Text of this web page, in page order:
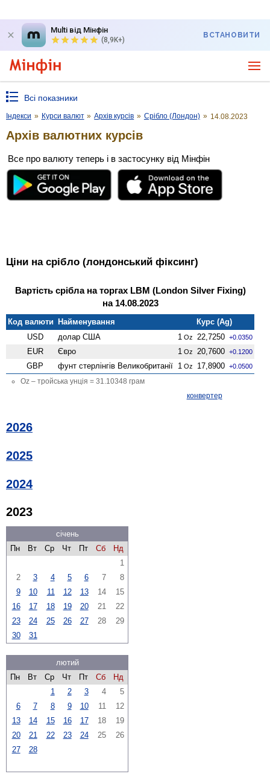
Multi від Мінфін
(8,9K+)
ВСТАНОВИТИ
Всі показники
Індекси » Курси валют » Архів курсів » Срібло (Лондон) » 14.08.2023
Архів валютних курсів
Все про валюту теперь і в застосунку від Мінфін
Ціни на срібло (лондонський фіксинг)
Вартість срібла на торгах LBM (London Silver Fixing)
на 14.08.2023
Код валюти Найменування
Курс (Ag)
USD
долар США 1 Oz 22,7250 +0.0350
EUR Євро 1 Oz 20,7600 +0.1200
GBP фунт стерлінгів Велико­британії 1 Oz 17,8900 +0.0500
Oz – тройська унція = 31.10348 грам
конвертер
2026
2025
2024
2023
січень
Пн
Вт Ср Чт Пт Сб
Нд
1
2
3 4 5 6 7
8
9
10 11 12 13 14
15
16
17 18 19 20 21
22
23
24 25 26 27 28
29
30
31
лютий
Пн
Вт Ср Чт Пт Сб
Нд
1
2 3 4
5
6
7 8 9 10 11
12
13
14 15 16 17 18
19
20
21 22 23 24 25
26
27
28